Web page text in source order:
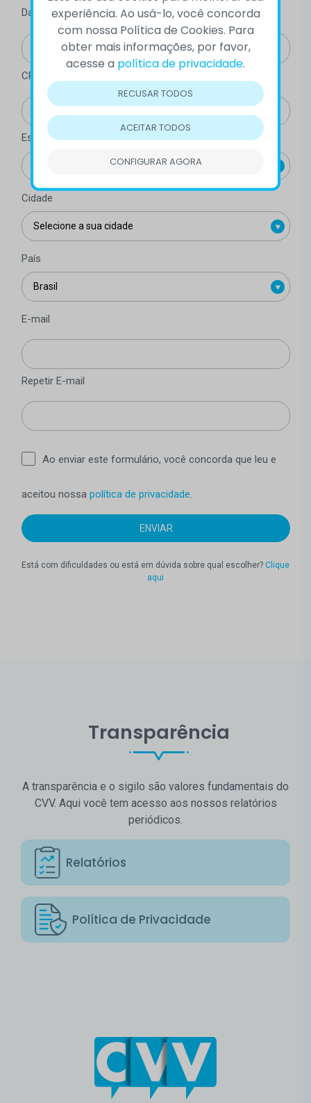
Data de nascimento (mínimo 18 anos)
CPF
Estado
Cidade
País
E-mail
Repetir E-mail
Ao enviar este formulário, você concorda que leu e
aceitou nossa política de privacidade.
Está com dificuldades ou está em dúvida sobre qual escolher? Clique
aqui
Transparência
A transparência e o sigilo são valores fundamentais do
CVV. Aqui você tem acesso aos nossos relatórios
periódicos.
Relatórios
Política de Privacidade
experiência. Ao usá-lo, você concorda
com nossa Política de Cookies. Para
obter mais informações, por favor,
acesse a política de privacidade.
RECUSAR TODOS
ACEITAR TODOS
CONFIGURAR AGORA